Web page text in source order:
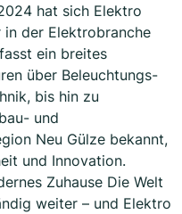
hat sich Elektro
in der Elektrobranche
ein breites
über Beleuchtungs-
bis hin zu
und
Neu Gülze bekannt,
und Innovation.
Zuhause Die Welt
weiter – und Elektro